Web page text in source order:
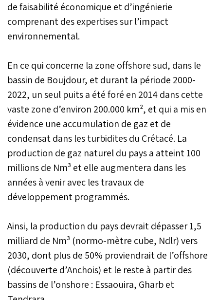
de faisabilité économique et d’ingénierie
comprenant des expertises sur l’impact
environnemental.
En ce qui concerne la zone offshore sud, dans le
bassin de Boujdour, et durant la période 2000-
2022, un seul puits a été foré en 2014 dans cette
vaste zone d’environ 200.000 km², et qui a mis en
évidence une accumulation de gaz et de
condensat dans les turbidites du Crétacé. La
production de gaz naturel du pays a atteint 100
millions de Nm³ et elle augmentera dans les
années à venir avec les travaux de
développement programmés.
Ainsi, la production du pays devrait dépasser 1,5
milliard de Nm³ (normo-mètre cube, Ndlr) vers
2030, dont plus de 50% proviendrait de l’offshore
(découverte d’Anchois) et le reste à partir des
bassins de l’onshore : Essaouira, Gharb et